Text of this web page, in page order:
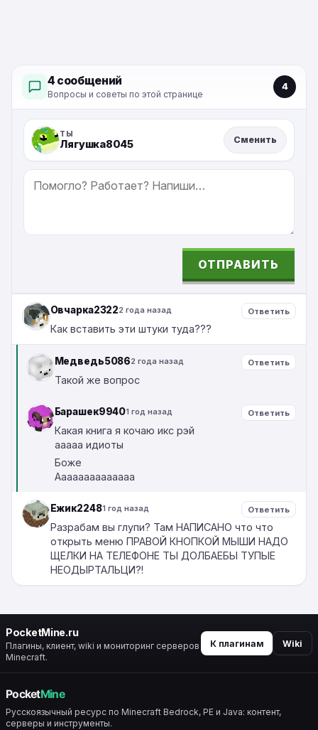
4 сообщений
Вопросы и советы по этой странице
4
ТЫ
Лягушка8045 Сменить
СООБЩЕНИЕ
ОТПРАВИТЬ
Овчарка23222 года назад Ответить
Как вставить эти штуки туда???
Медведь50862 года назад Ответить
Такой же вопрос
Барашек99401 год назад Ответить
Какая книга я кочаю икс рэй
ааааа идиоты
Боже
Аааааааааааааа
Ежик22481 год назад Ответить
Разрабам вы глупи? Там НАПИСАНО что что
открыть меню ПРАВОЙ КНОПКОЙ МЫШИ НАДО
ЩЕЛКИ НА ТЕЛЕФОНЕ ТЫ ДОЛБАЕБЫ ТУПЫЕ
НЕОДЫРТАЛЬЦИ?!
PocketMine.ru
Плагины, клиент, wiki и мониторинг серверов
Minecraft.
К плагинам Wiki
Русскоязычный ресурс по Minecraft Bedrock, PE и Java: контент,
серверы и инструменты.